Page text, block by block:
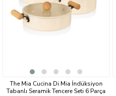
The Mia Cucina Di Mia İndüksiyon
Tabanlı Seramik Tencere Seti 6 Parça